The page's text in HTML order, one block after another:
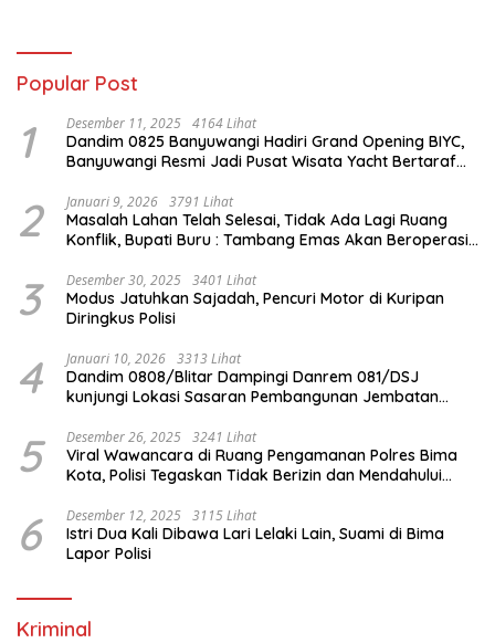
Popular Post
1 Desember 11, 2025 4164 Lihat
Dandim 0825 Banyuwangi Hadiri Grand Opening BIYC,
Banyuwangi Resmi Jadi Pusat Wisata Yacht Bertaraf
2 Januari 9, 2026 3791 Lihat
Masalah Lahan Telah Selesai, Tidak Ada Lagi Ruang
Konflik, Bupati Buru : Tambang Emas Akan Beroperasi
3 Desember 30, 2025 3401 Lihat
Modus Jatuhkan Sajadah, Pencuri Motor di Kuripan
Diringkus Polisi
4 Januari 10, 2026 3313 Lihat
Dandim 0808/Blitar Dampingi Danrem 081/DSJ
kunjungi Lokasi Sasaran Pembangunan Jembatan
5 Desember 26, 2025 3241 Lihat
Viral Wawancara di Ruang Pengamanan Polres Bima
Kota, Polisi Tegaskan Tidak Berizin dan Mendahului
6 Desember 12, 2025 3115 Lihat
Istri Dua Kali Dibawa Lari Lelaki Lain, Suami di Bima
Lapor Polisi
Kriminal